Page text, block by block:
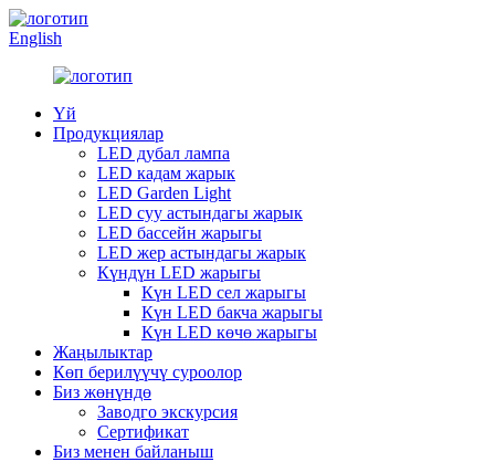
English
Үй
Продукциялар
LED дубал лампа
LED кадам жарык
LED Garden Light
LED суу астындагы жарык
LED бассейн жарыгы
LED жер астындагы жарык
Күндүн LED жарыгы
Күн LED сел жарыгы
Күн LED бакча жарыгы
Күн LED көчө жарыгы
Жаңылыктар
Көп берилүүчү суроолор
Биз жөнүндө
Заводго экскурсия
Сертификат
Биз менен байланыш